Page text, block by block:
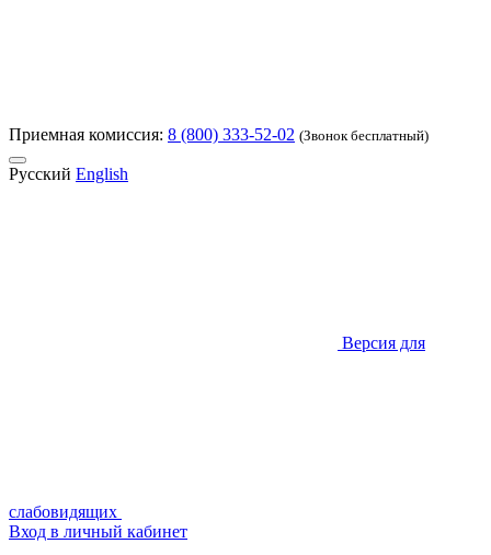
Приемная комиссия: 8 (800) 333-52-02 (Звонок бесплатный)
Русский English
Версия для
слабовидящих
Вход в личный кабинет